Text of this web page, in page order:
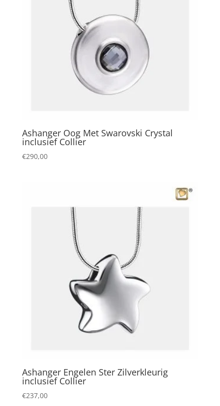
Ashanger Oog Met Swarovski Crystal
inclusief Collier
€290,00
Ashanger Engelen Ster Zilverkleurig
inclusief Collier
€237,00